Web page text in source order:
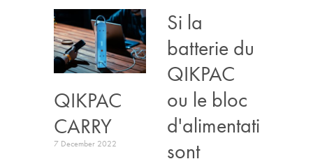
QIKPAC
CARRY
7 December 2022
Si la
batterie du
QIKPAC
ou le bloc
d'alimentation
sont